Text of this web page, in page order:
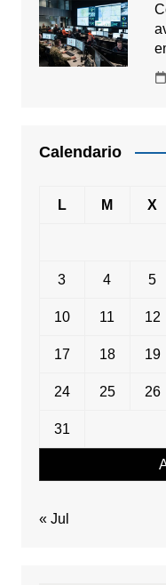
Calendario
L M X
3 4 5
10 11 12
17 18 19
24 25 26
31
« Jul